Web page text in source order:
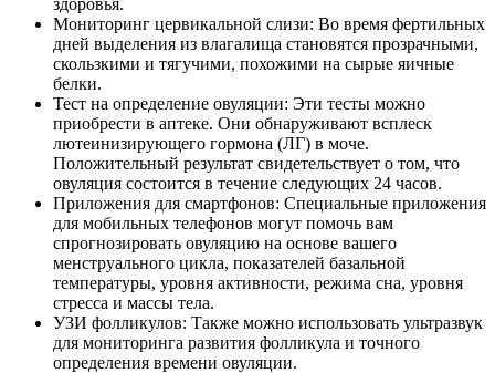
Мониторинг цервикальной слизи: Во время фертильных
дней выделения из влагалища становятся прозрачными,
скользкими и тягучими, похожими на сырые яичные
белки.
Тест на определение овуляции: Эти тесты можно
приобрести в аптеке. Они обнаруживают всплеск
лютеинизирующего гормона (ЛГ) в моче.
Положительный результат свидетельствует о том, что
овуляция состоится в течение следующих 24 часов.
Приложения для смартфонов: Специальные приложения
для мобильных телефонов могут помочь вам
спрогнозировать овуляцию на основе вашего
менструального цикла, показателей базальной
температуры, уровня активности, режима сна, уровня
стресса и массы тела.
УЗИ фолликулов: Также можно использовать ультразвук
для мониторинга развития фолликула и точного
определения времени овуляции.